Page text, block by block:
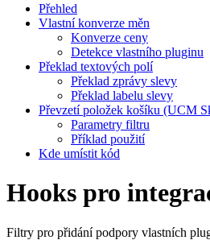
Přehled
Vlastní konverze měn
Konverze ceny
Detekce vlastního pluginu
Překlad textových polí
Překlad zprávy slevy
Překlad labelu slevy
Převzetí položek košíku (UCM
Parametry filtru
Příklad použití
Kde umístit kód
Hooks pro
Filtry pro přidání podpory vlastních